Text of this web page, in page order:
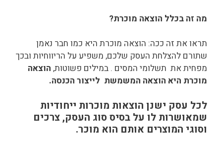
מה זה בכלל הוצאה מוכרת?
תראו את זה ככה: הוצאה מוכרת היא כמו חבר נאמן
שתורם להצלחת העסק שלכם, משפיע על הריווחיות ובכך
מפחית את תשלומי המסים . במילים פשוטות, הוצאה
מוכרת היא הוצאה המשמשת לייצור הכנסה.
לכל עסק ישנן הוצאות מוכרות ייחודיות
שמאושרות לו על בסיס סוג העסק, צרכים
וסוגי המוצרים אותם הוא מוכר.